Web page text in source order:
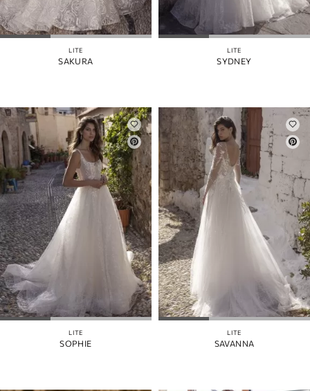
MANGAS
FALDA
CORREAS
ATRÁS
CORSÉ
SEPARAR
LITE
SAKURA
LITE
SYDNEY
LITE
SOPHIE
LITE
SAVANNA